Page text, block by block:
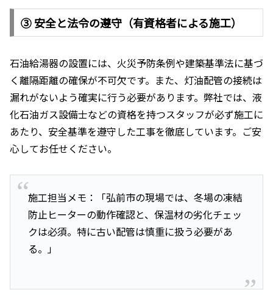
③ 安全と法令の遵守（有資格者による施工）
石油給湯器の設置には、火災予防条例や建築基準法に基づ
く離隔距離の確保が不可欠です。また、灯油配管の接続は
漏れがないよう確実に行う必要があります。弊社では、液
化石油ガス設備士などの資格を持つスタッフが必ず施工に
あたり、安全基準を遵守した工事を徹底しています。ご安
心してお任せください。
施工担当メモ：「弘前市の現場では、冬場の凍結
防止ヒーターの動作確認と、保温材の劣化チェッ
クは必須。特に古い配管は慎重に扱う必要があ
る。」